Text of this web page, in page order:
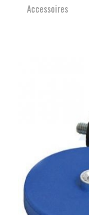
Accessoires